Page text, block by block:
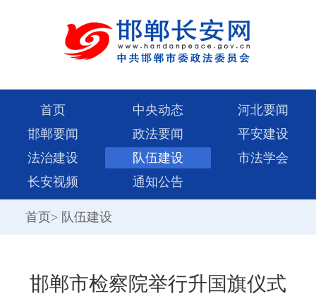
首页 中央动态
河北要闻
邯郸要闻
政法要闻
平安建设
法治建设
队伍建设
市法学会
长安视频
通知公告
首页> 队伍建设
邯郸市检察院举行升国旗仪式